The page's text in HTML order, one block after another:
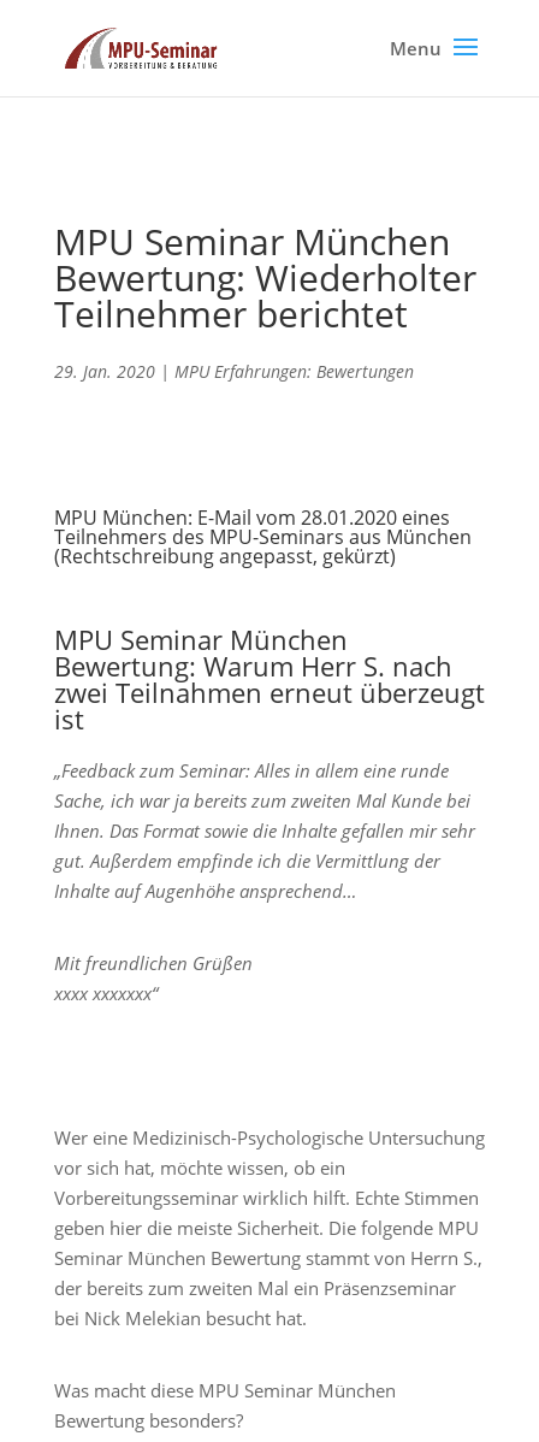
MPU Seminar München
Bewertung: Wiederholter
Teilnehmer berichtet
29. Jan. 2020| MPU Erfahrungen: Bewertungen
MPU München: E-Mail vom 28.01.2020 eines
Teilnehmers des MPU-Seminars aus München
(Rechtschreibung angepasst, gekürzt)
MPU Seminar München
Bewertung: Warum Herr S. nach
zwei Teilnahmen erneut überzeugt
ist
„Feedback zum Seminar: Alles in allem eine runde
Sache, ich war ja bereits zum zweiten Mal Kunde bei
Ihnen. Das Format sowie die Inhalte gefallen mir sehr
gut. Außerdem empfinde ich die Vermittlung der
Inhalte auf Augenhöhe ansprechend…
Mit freundlichen Grüßen
xxxx xxxxxxx“
Wer eine Medizinisch-Psychologische Untersuchung
vor sich hat, möchte wissen, ob ein
Vorbereitungsseminar wirklich hilft. Echte Stimmen
geben hier die meiste Sicherheit. Die folgende MPU
Seminar München Bewertung stammt von Herrn S.,
der bereits zum zweiten Mal ein Präsenzseminar
bei Nick Melekian besucht hat.
Was macht diese MPU Seminar München
Bewertung besonders?